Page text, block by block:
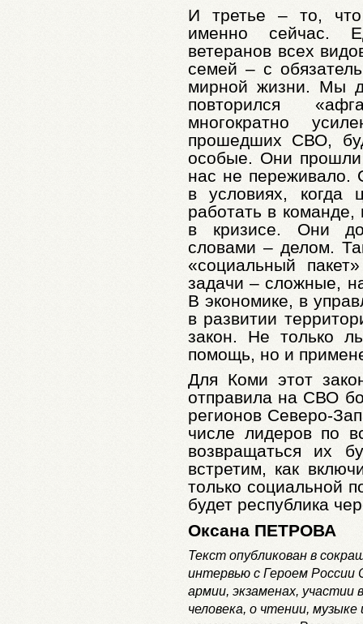
И третье – то,
именно сейчас.
ветеранов всех
семей – с
мирной жизни. Мы
повторился
многократно
прошедших СВО,
особые. Они прошли
нас не переживало.
в условиях,
работать в команде,
в кризисе. Они
словами – делом.
«социальный
задачи – сложные,
В экономике, в
в развитии
закон. Не только
помощь, но и
Для Коми этот
отправила на СВО
регионов Северо-
числе лидеров по
возвращаться их
встретим, как
только социальной
будет республика
Оксана ПЕТРОВА
Текст опубликован в
интервью с Героем России
армии, экзаменах,
человека, о чтении,